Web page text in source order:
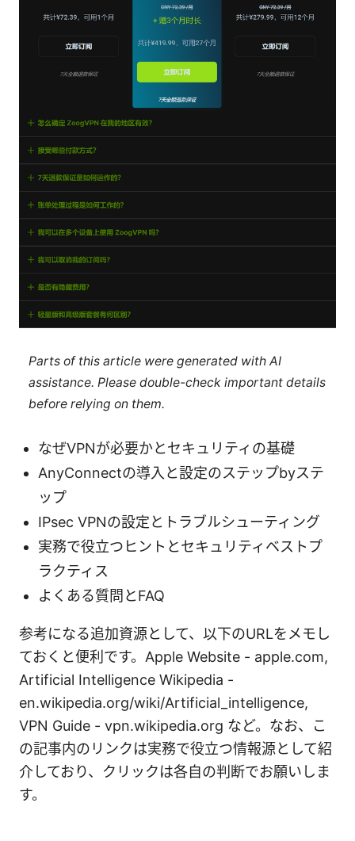
Parts of this article were generated with AI
assistance. Please double-check important details
before relying on them.
なぜVPNが必要かとセキュリティの基礎
AnyConnectの導入と設定のステップbyステ
ップ
IPsec VPNの設定とトラブルシューティング
実務で役立つヒントとセキュリティベストプ
ラクティス
よくある質問とFAQ
参考になる追加資源として、以下のURLをメモし
ておくと便利です。Apple Website - apple.com,
Artificial Intelligence Wikipedia -
en.wikipedia.org/wiki/Artificial_intelligence,
VPN Guide - vpn.wikipedia.org など。なお、こ
の記事内のリンクは実務で役立つ情報源として紹
介しており、クリックは各自の判断でお願いしま
す。